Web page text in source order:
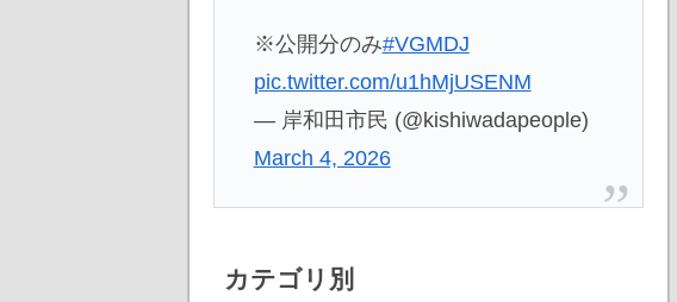
※公開分のみ#VGMDJ
pic.twitter.com/u1hMjUSENM
— 岸和田市民 (@kishiwadapeople)
March 4, 2026
カテゴリ別